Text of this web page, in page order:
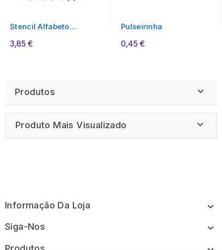
Stencil Alfabeto
3,85 €
Pulseirinha
0,45 €
Produtos 
Produto Mais Visualizado 
Informação Da Loja 
Siga-Nos 